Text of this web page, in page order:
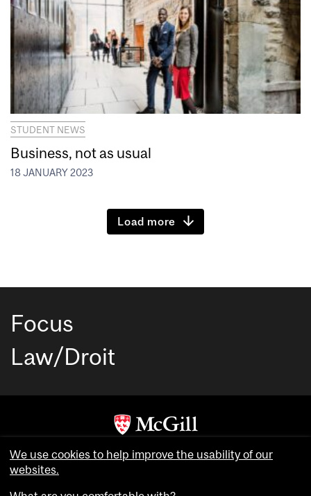
STUDENT NEWS
Business, not as usual
18 JANUARY 2023
Load more
Focus
Law/Droit
Copyright © McGill University. All rights reserved.
We use cookies to help improve the usability of our
websites.